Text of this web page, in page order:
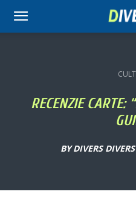
Divers
RECENZIE CARTE:
BY DIVERS DIVERS